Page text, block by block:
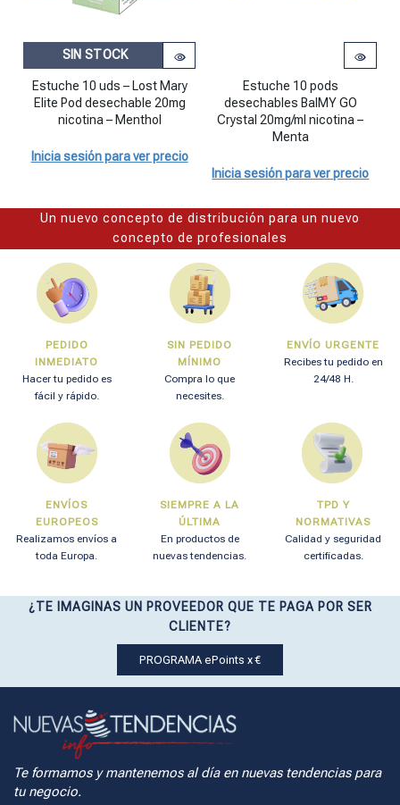
SIN STOCK
Estuche 10 uds – Lost Mary
Elite Pod desechable 20mg
nicotina – Menthol
Inicia sesión para ver precio
Estuche 10 pods desechables
Estuche 10 pods
desechables BalMY GO
Crystal 20mg/ml nicotina –
Menta
Inicia sesión para ver precio
Un nuevo concepto de distribución para un nuevo
concepto de profesionales
PEDIDO
INMEDIATO
Hacer tu pedido es
fácil y rápido.
SIN PEDIDO
MÍNIMO
Compra lo que
necesites.
ENVÍO URGENTE
Recibes tu pedido en
24/48 H.
ENVÍOS
EUROPEOS
Realizamos envíos a
toda Europa.
SIEMPRE A LA
ÚLTIMA
En productos de
nuevas tendencias.
TPD Y
NORMATIVAS
Calidad y seguridad
certificadas.
¿TE IMAGINAS UN PROVEEDOR QUE TE PAGA POR SER
CLIENTE?
PROGRAMA ePoints x €
Te formamos y mantenemos al día en nuevas tendencias para
tu negocio.